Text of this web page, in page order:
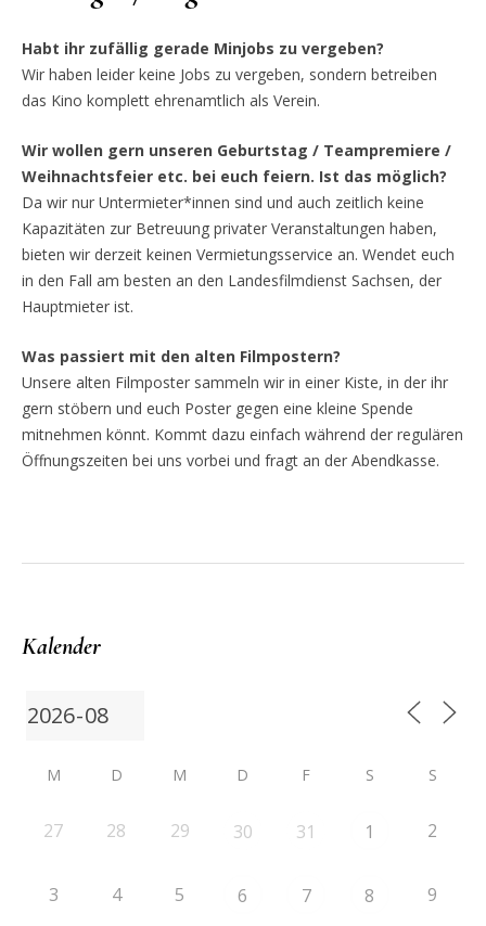
Habt ihr zufällig gerade Minjobs zu vergeben?
Wir haben leider keine Jobs zu vergeben, sondern betreiben
das Kino komplett ehrenamtlich als Verein.
Wir wollen gern unseren Geburtstag / Teampremiere /
Weihnachtsfeier etc. bei euch feiern. Ist das möglich?
Da wir nur Untermieter*innen sind und auch zeitlich keine
Kapazitäten zur Betreuung privater Veranstaltungen haben,
bieten wir derzeit keinen Vermietungsservice an. Wendet euch
in den Fall am besten an den Landesfilmdienst Sachsen, der
Hauptmieter ist.
Was passiert mit den alten Filmpostern?
Unsere alten Filmposter sammeln wir in einer Kiste, in der ihr
gern stöbern und euch Poster gegen eine kleine Spende
mitnehmen könnt. Kommt dazu einfach während der regulären
Öffnungszeiten bei uns vorbei und fragt an der Abendkasse.
Kalender
M D M D F S S
27 28 29 30 31 1 2
3 4 5 6 7 8 9